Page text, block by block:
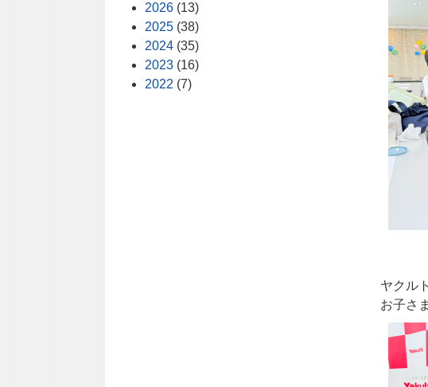
ヤクル
お子さ
2026 (13)
2025 (38)
2024 (35)
2023 (16)
2022 (7)